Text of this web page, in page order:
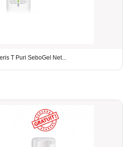
T Puri SeboGel Net...